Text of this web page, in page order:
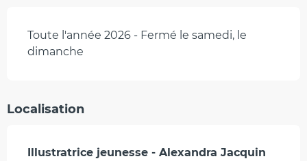
Toute l'année 2026 - Fermé le samedi, le
dimanche
Localisation
Illustratrice jeunesse - Alexandra Jacquin